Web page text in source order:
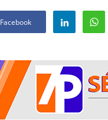
Facebook